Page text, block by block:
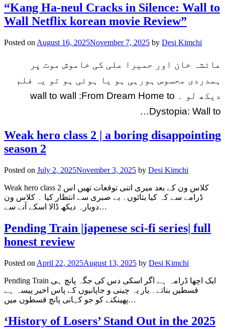
“Kang Ha-neul Cracks in Silence: Wall to
Wall Netflix korean movie Review”
Posted on August 16, 2025November 7, 2025 by Desi Kimchi
عائشہ خان اور حمیرا علی کی خاموش موت پر
ہمدردی محسوس ہورہی ہو یا ہوئی ہو تو یہ فلم
دیکھ لو ۔ wall to wall :From Dream Home to
Dystopia: Wall to…
Weak hero class 2 | a boring disappointing
season 2
Posted on July 2, 2025November 3, 2025 by Desi Kimchi
Weak hero class 2 کلاس ون کے بعد میری اتنی توقعات تھیں اس
ڈرامے سے کہ کیا بتائوں۔ بے صبری سے انتظار کیا ۔ کلاس ون
دوبارہ دیکھ ڈالا اسکے آنے سے…
Pending Train |japenese sci-fi series| full
honest review
Posted on April 22, 2025August 13, 2025 by Desi Kimchi
Pending Train ایک اچھا ڈرامہ ہے اگر اسکی دس کی جگہ پانچ ہی
قسطیں بناتے۔ یار یہ چینی و جاپانیوں کے پاس اخیر پیسہ ہے
پھینکنے کو جو کہانی پانچ قسطوں میں…
‘History of Losers’ Stand Out in the 2025